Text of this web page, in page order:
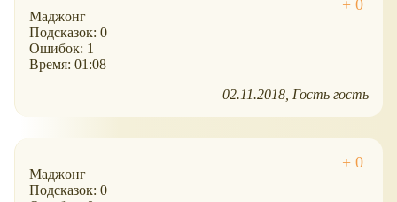
Маджонг
Подсказок: 0
Ошибок: 1
Время: 01:08
02.11.2018 Гость гость
Маджонг
Подсказок: 0